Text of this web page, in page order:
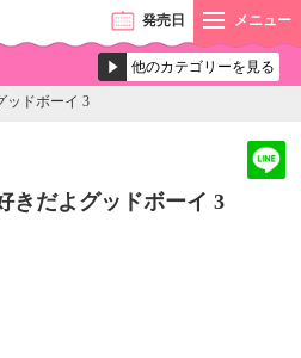
発売日 メニュー
ッドボーイ 3
きだよグッドボーイ 3